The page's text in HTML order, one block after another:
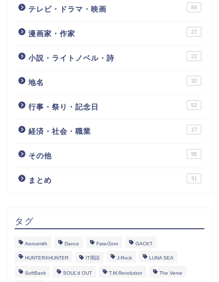
テレビ・ドラマ・映画 84
漫画家・作家 27
小説・ライトノベル・詩 22
地名 32
行事・祭り・記念日 52
経済・社会・職業 17
その他 95
まとめ 31
タグ
Aerosmith Dance Fate/Zero GACKT
HUNTERXHUNTER IT用語 J-Rock LUNA SEA
SoftBank SOUL’d OUT T.M.Revolution The Verve